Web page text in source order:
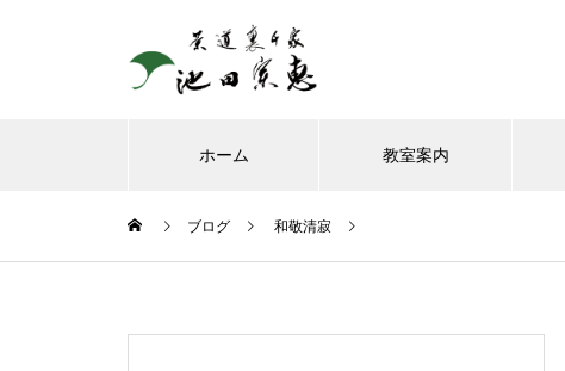
ホーム 教室案内
8月、お朔日詣りをさせて頂き
ブログ 和敬清寂